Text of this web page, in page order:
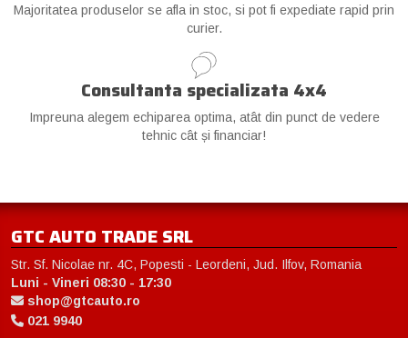
Majoritatea produselor se afla in stoc, si pot fi expediate rapid prin
curier.
Consultanta specializata 4x4
Impreuna alegem echiparea optima, atât din punct de vedere
tehnic cât și financiar!
GTC AUTO TRADE SRL
Str. Sf. Nicolae nr. 4C, Popesti - Leordeni, Jud. Ilfov, Romania
Luni - Vineri 08:30 - 17:30
shop@gtcauto.ro
021 9940